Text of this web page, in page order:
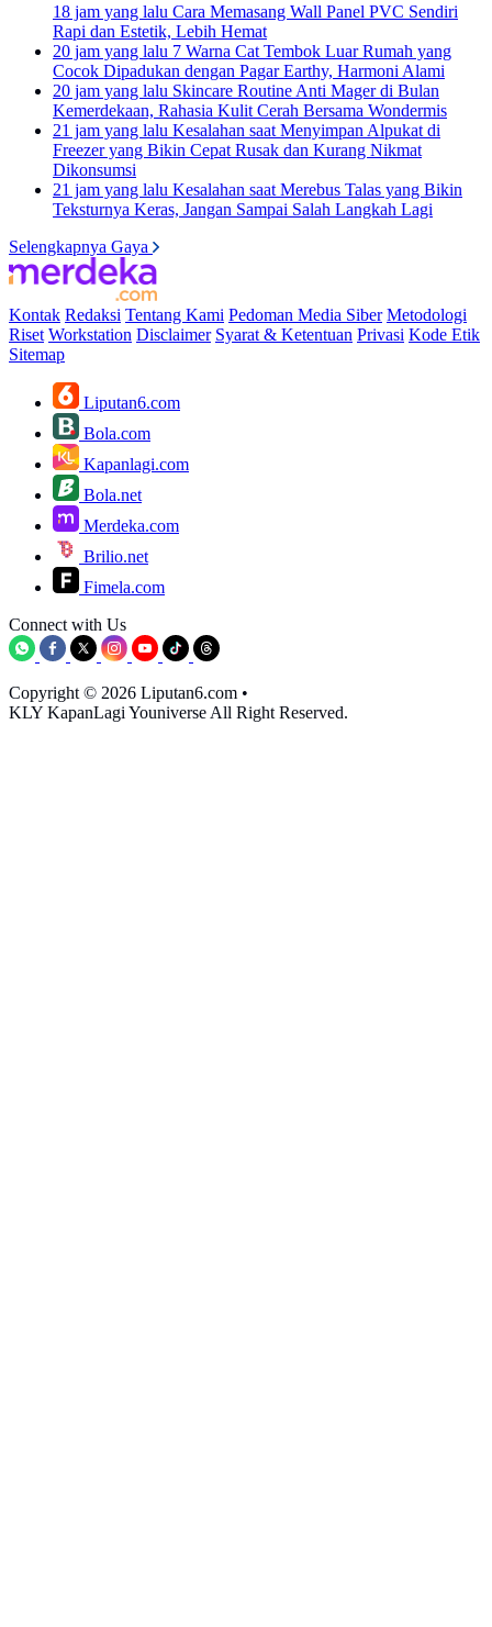
18 jam yang lalu Cara Memasang Wall Panel PVC Sendiri
Rapi dan Estetik, Lebih Hemat
20 jam yang lalu 7 Warna Cat Tembok Luar Rumah yang
Cocok Dipadukan dengan Pagar Earthy, Harmoni Alami
20 jam yang lalu Skincare Routine Anti Mager di Bulan
Kemerdekaan, Rahasia Kulit Cerah Bersama Wondermis
21 jam yang lalu Kesalahan saat Menyimpan Alpukat di
Freezer yang Bikin Cepat Rusak dan Kurang Nikmat
Dikonsumsi
21 jam yang lalu Kesalahan saat Merebus Talas yang Bikin
Teksturnya Keras, Jangan Sampai Salah Langkah Lagi
Selengkapnya Gaya
Kontak Redaksi Tentang Kami Pedoman Media Siber Metodologi
Riset Workstation Disclaimer Syarat & Ketentuan Privasi Kode Etik
Sitemap
Liputan6.com
Bola.com
Kapanlagi.com
Bola.net
Merdeka.com
Brilio.net
Fimela.com
Connect with Us
Copyright © 2026 Liputan6.com •
KLY KapanLagi Youniverse All Right Reserved.